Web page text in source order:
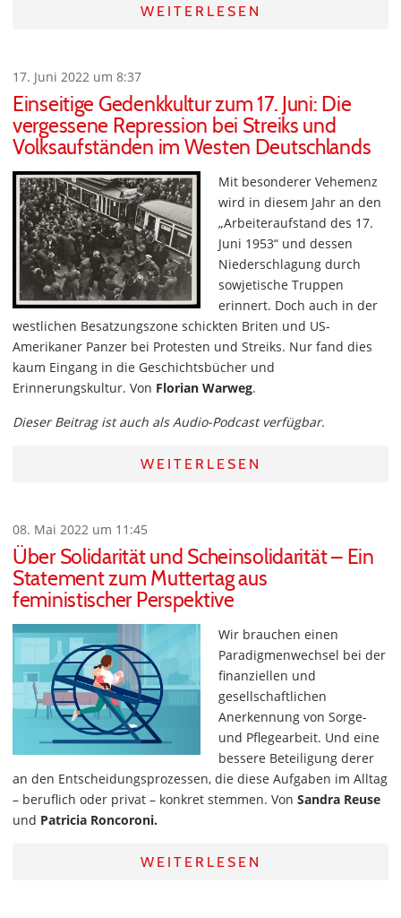
WEITERLESEN
17. Juni 2022 um 8:37
Einseitige Gedenkkultur zum 17. Juni: Die
vergessene Repression bei Streiks und
Volksaufständen im Westen Deutschlands
Mit besonderer Vehemenz
wird in diesem Jahr an den
„Arbeiteraufstand des 17.
Juni 1953“ und dessen
Niederschlagung durch
sowjetische Truppen
erinnert. Doch auch in der
westlichen Besatzungszone schickten Briten und US-
Amerikaner Panzer bei Protesten und Streiks. Nur fand dies
kaum Eingang in die Geschichtsbücher und
Erinnerungskultur. Von Florian Warweg.
Dieser Beitrag ist auch als Audio-Podcast verfügbar.
WEITERLESEN
08. Mai 2022 um 11:45
Über Solidarität und Scheinsolidarität – Ein
Statement zum Muttertag aus
feministischer Perspektive
Wir brauchen einen
Paradigmenwechsel bei der
finanziellen und
gesellschaftlichen
Anerkennung von Sorge-
und Pflegearbeit. Und eine
bessere Beteiligung derer
an den Entscheidungsprozessen, die diese Aufgaben im Alltag
– beruflich oder privat – konkret stemmen. Von Sandra Reuse
und Patricia Roncoroni.
WEITERLESEN